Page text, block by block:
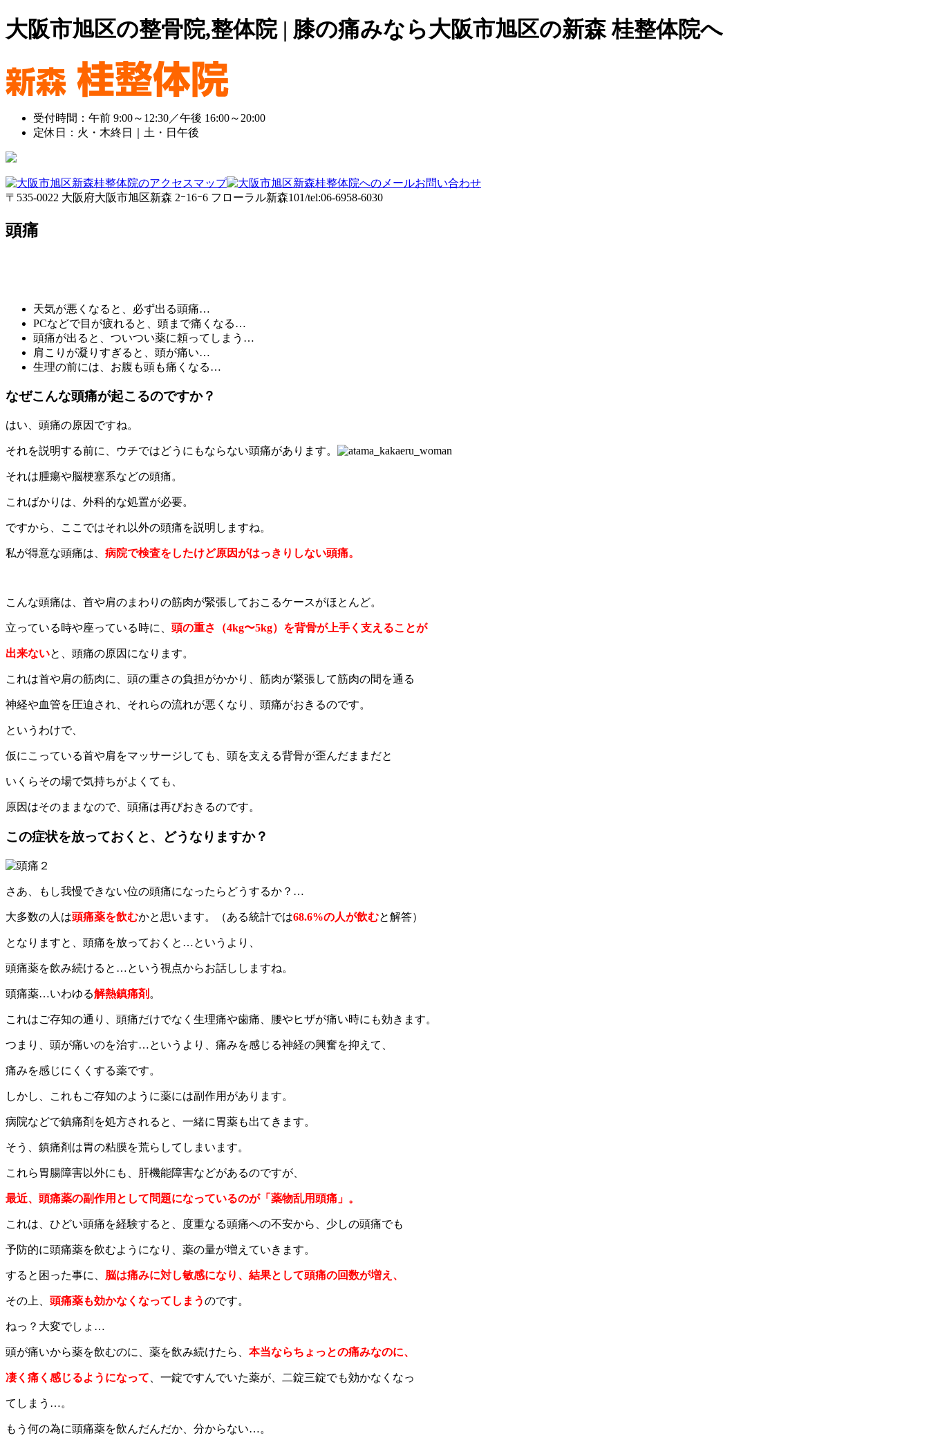
大阪市旭区の整骨院,整体院 | 膝の痛みなら大阪市旭区の新森 桂整体院へ
受付時間：午前 9:00～12:30／午後 16:00～20:00
定休日：火・木終日｜土・日午後
〒535-0022 大阪府大阪市旭区新森 2ｰ16ｰ6 フローラル新森101/tel:06-6958-6030
頭痛
天気が悪くなると、必ず出る頭痛…
PCなどで目が疲れると、頭まで痛くなる…
頭痛が出ると、ついつい薬に頼ってしまう…
肩こりが凝りすぎると、頭が痛い…
生理の前には、お腹も頭も痛くなる…
なぜこんな頭痛が起こるのですか？
はい、頭痛の原因ですね。
それを説明する前に、ウチではどうにもならない頭痛があります。
それは腫瘍や脳梗塞系などの頭痛。
こればかりは、外科的な処置が必要。
ですから、ここではそれ以外の頭痛を説明しますね。
私が得意な頭痛は、 病院で検査をしたけど原因がはっきりしない頭痛。
こんな頭痛は、首や肩のまわりの筋肉が緊張しておこるケースがほとんど。
立っている時や座っている時に、 頭の重さ（4kg〜5kg）を背骨が上手く支えることが
出来ないと、頭痛の原因になります。
これは首や肩の筋肉に、頭の重さの負担がかかり、筋肉が緊張して筋肉の間を通る
神経や血管を圧迫され、それらの流れが悪くなり、頭痛がおきるのです。
というわけで、
仮にこっている首や肩をマッサージしても、頭を支える背骨が歪んだままだと
いくらその場で気持ちがよくても、
原因はそのままなので、頭痛は再びおきるのです。
この症状を放っておくと、どうなりますか？
さあ、もし我慢できない位の頭痛になったらどうするか？…
大多数の人は頭痛薬を飲むかと思います。（ある統計では68.6%の人が飲むと解答）
となりますと、頭痛を放っておくと…というより、
頭痛薬を飲み続けると…という視点からお話ししますね。
頭痛薬…いわゆる解熱鎮痛剤 。
これはご存知の通り、頭痛だけでなく生理痛や歯痛、腰やヒザが痛い時にも効きます。
つまり、頭が痛いのを治す…というより、痛みを感じる神経の興奮を抑えて、
痛みを感じにくくする薬です。
しかし、これもご存知のように薬には副作用があります。
病院などで鎮痛剤を処方されると、一緒に胃薬も出てきます。
そう、鎮痛剤は胃の粘膜を荒らしてしまいます。
これら胃腸障害以外にも、肝機能障害などがあるのですが、
最近、頭痛薬の副作用として問題になっているのが「薬物乱用頭痛」。
これは、ひどい頭痛を経験すると、度重なる頭痛への不安から、少しの頭痛でも
予防的に頭痛薬を飲むようになり、薬の量が増えていきます。
すると困った事に、 脳は痛みに対し敏感になり、結果として頭痛の回数が増え、
その上、 頭痛薬も効かなくなってしまうのです。
ねっ？大変でしょ…
頭が痛いから薬を飲むのに、薬を飲み続けたら、 本当ならちょっとの痛みなのに、
凄く痛く感じるようになって 、一錠ですんでいた薬が、二錠三錠でも効かなくなっ
てしまう…。
もう何の為に頭痛薬を飲んだんだか、分からない…。